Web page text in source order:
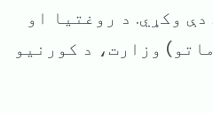
وکړي. د روغتیا او
وزارت، د کورنیو